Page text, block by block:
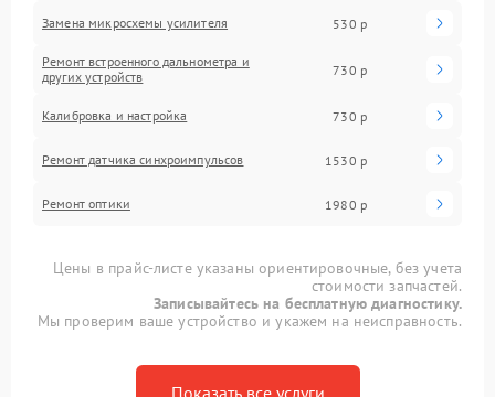
Замена микросхемы усилителя 530 р
Ремонт встроенного дальнометра и
других устройств
730 р
Калибровка и настройка 730 р
Ремонт датчика синхроимпульсов 1530 р
Ремонт оптики 1980 р
Цены в прайс-листе указаны ориентировочные, без учета
стоимости запчастей.
Записывайтесь на бесплатную диагностику.
Мы проверим ваше устройство и укажем на неисправность.
Показать все услуги